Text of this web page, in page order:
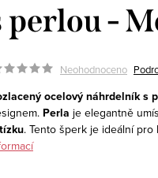
perlou -
Neohodnoceno
ocelový náhrdelník s
Perla je elegantně
. Tento šperk je ideální